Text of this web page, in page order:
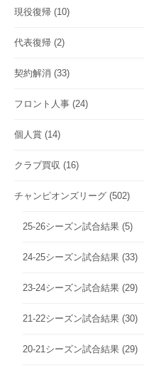
現役復帰 (10)
代表復帰 (2)
契約解消 (33)
フロント人事 (24)
個人賞 (14)
クラブ買収 (16)
チャンピオンズリーグ (502)
25-26シーズン試合結果 (5)
24-25シーズン試合結果 (33)
23-24シーズン試合結果 (29)
21-22シーズン試合結果 (30)
20-21シーズン試合結果 (29)